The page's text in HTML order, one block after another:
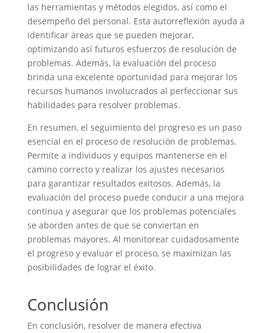
las herramientas y métodos elegidos, así como el
desempeño del personal. Esta autorreflexión ayuda a
identificar áreas que se pueden mejorar,
optimizando así futuros esfuerzos de resolución de
problemas. Además, la evaluación del proceso
brinda una excelente oportunidad para mejorar los
recursos humanos involucrados al perfeccionar sus
habilidades para resolver problemas.
En resumen, el seguimiento del progreso es un paso
esencial en el proceso de resolución de problemas.
Permite a individuos y equipos mantenerse en el
camino correcto y realizar los ajustes necesarios
para garantizar resultados exitosos. Además, la
evaluación del proceso puede conducir a una mejora
continua y asegurar que los problemas potenciales
se aborden antes de que se conviertan en
problemas mayores. Al monitorear cuidadosamente
el progreso y evaluar el proceso, se maximizan las
posibilidades de lograr el éxito.
Conclusión
En conclusión, resolver de manera efectiva